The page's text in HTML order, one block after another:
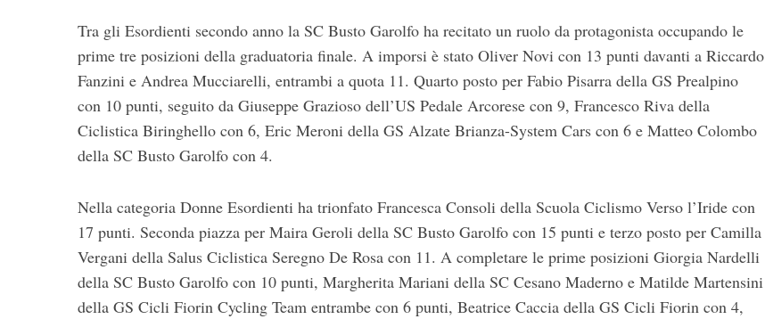
Tra gli Esordienti secondo anno la SC Busto Garolfo ha recitato un ruolo da protagonista occupando le
prime tre posizioni della graduatoria finale. A imporsi è stato Oliver Novi con 13 punti davanti a Riccardo
Fanzini e Andrea Mucciarelli, entrambi a quota 11. Quarto posto per Fabio Pisarra della GS Prealpino
con 10 punti, seguito da Giuseppe Grazioso dell’US Pedale Arcorese con 9, Francesco Riva della
Ciclistica Biringhello con 6, Eric Meroni della GS Alzate Brianza-System Cars con 6 e Matteo Colombo
della SC Busto Garolfo con 4.
Nella categoria Donne Esordienti ha trionfato Francesca Consoli della Scuola Ciclismo Verso l’Iride con
17 punti. Seconda piazza per Maira Geroli della SC Busto Garolfo con 15 punti e terzo posto per Camilla
Vergani della Salus Ciclistica Seregno De Rosa con 11. A completare le prime posizioni Giorgia Nardelli
della SC Busto Garolfo con 10 punti, Margherita Mariani della SC Cesano Maderno e Matilde Martensini
della GS Cicli Fiorin Cycling Team entrambe con 6 punti, Beatrice Caccia della GS Cicli Fiorin con 4,